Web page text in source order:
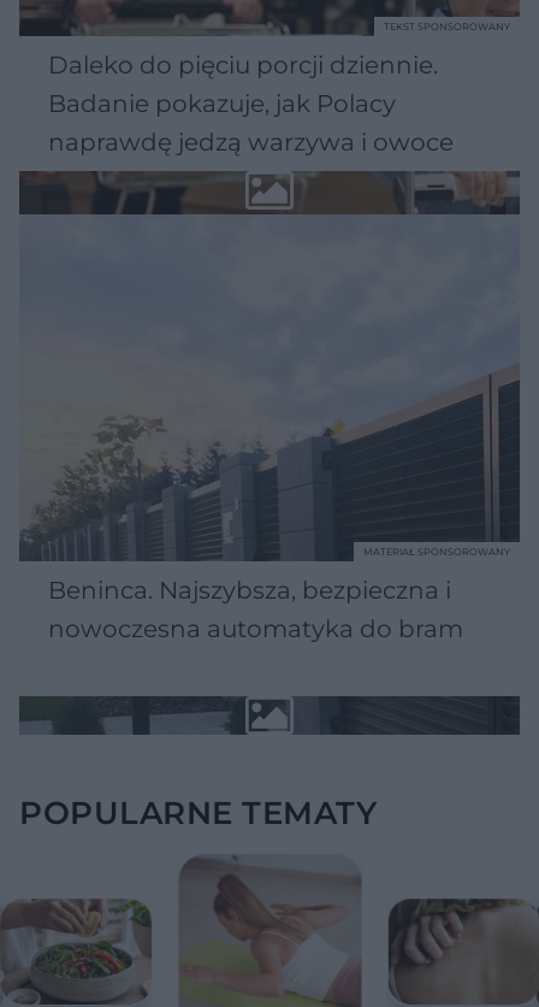
Daleko do pięciu porcji dziennie.
Badanie pokazuje, jak Polacy
naprawdę jedzą warzywa i owoce
TEKST SPONSOROWANY
Beninca. Najszybsza, bezpieczna i
nowoczesna automatyka do bram
MATERIAŁ SPONSOROWANY
POPULARNE TEMATY